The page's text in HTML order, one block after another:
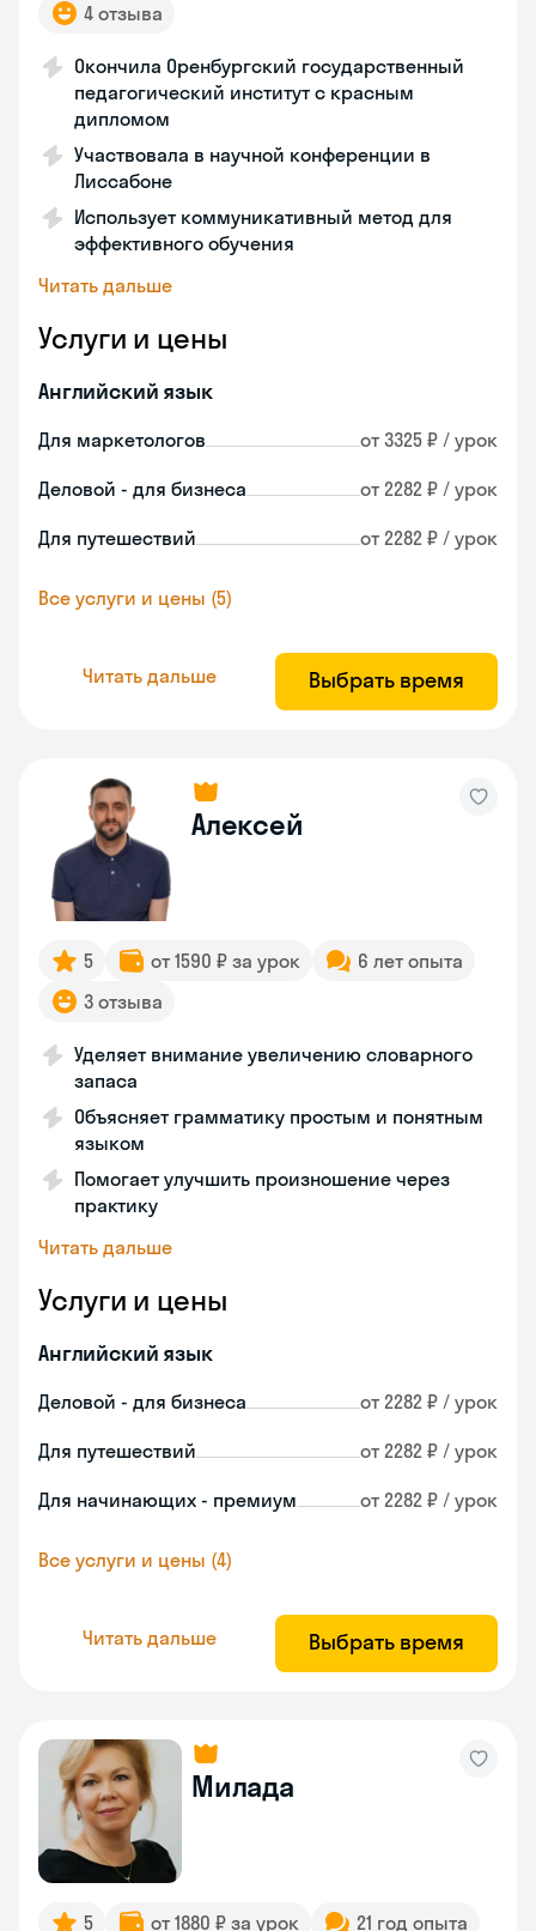
4 отзыва
Окончила Оренбургский государственный
педагогический институт с красным
дипломом
Участвовала в научной конференции в
Лиссабоне
Использует коммуникативный метод для
эффективного обучения
Читать дальше
Услуги и цены
Английский язык
Для маркетологов от 3325 ₽ / урок
Деловой - для бизнеса от 2282 ₽ / урок
Для путешествий от 2282 ₽ / урок
Все услуги и цены (5)
Читать дальше Выбрать время
Алексей
5 от 1590 ₽ за урок
6 лет опыта
3 отзыва
Уделяет внимание увеличению словарного
запаса
Объясняет грамматику простым и понятным
языком
Помогает улучшить произношение через
практику
Читать дальше
Услуги и цены
Английский язык
Деловой - для бизнеса от 2282 ₽ / урок
Для путешествий от 2282 ₽ / урок
Для начинающих - премиум от 2282 ₽ / урок
Все услуги и цены (4)
Читать дальше Выбрать время
Милада
5 от 1880 ₽ за урок 21 год опыта